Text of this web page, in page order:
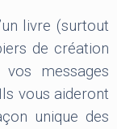
livre (surtout
de création
messages
vous aideront
unique des